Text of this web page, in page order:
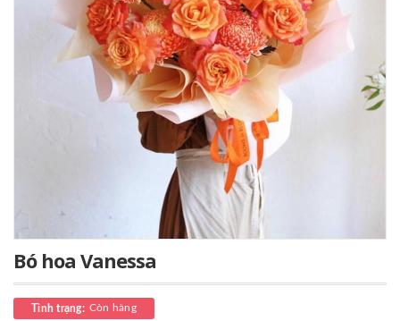
Bó hoa Vanessa
Tình trạng: Còn hàng